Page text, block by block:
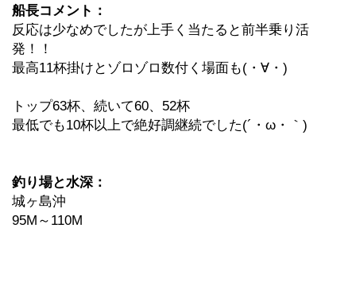
船長コメント：
反応は少なめでしたが上手く当たると前半乗り活
発！！
最高11杯掛けとゾロゾロ数付く場面も(・∀・)
トップ63杯、続いて60、52杯
最低でも10杯以上で絶好調継続でした(´・ω・｀)
釣り場と水深：
城ヶ島沖
95M～110M